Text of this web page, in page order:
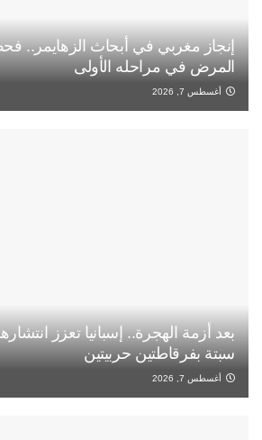
إنجاز مغربي في أبحاث الزهايمر..
المرض في مراحله الأولى
أغسطس 7, 2026
بعد أزمة الهجرة.. إسبانيا تعزز
سبتة بفرقاطتين حربيتين
أغسطس 7, 2026